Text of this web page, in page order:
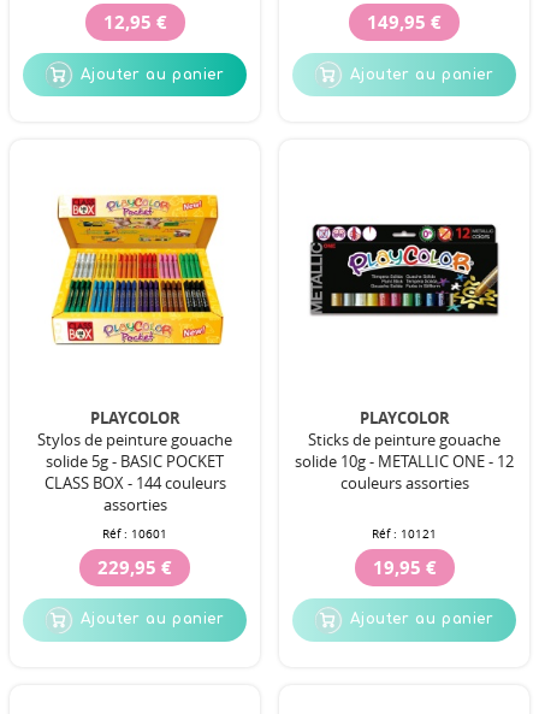
12,95 €
Ajouter au panier
149,95 €
Ajouter au panier
PLAYCOLOR
Stylos de peinture gouache
solide 5g - BASIC POCKET
CLASS BOX - 144 couleurs
assorties
Réf : 10601
229,95 €
Ajouter au panier
PLAYCOLOR
Sticks de peinture gouache
solide 10g - METALLIC ONE - 12
couleurs assorties
Réf : 10121
19,95 €
Ajouter au panier